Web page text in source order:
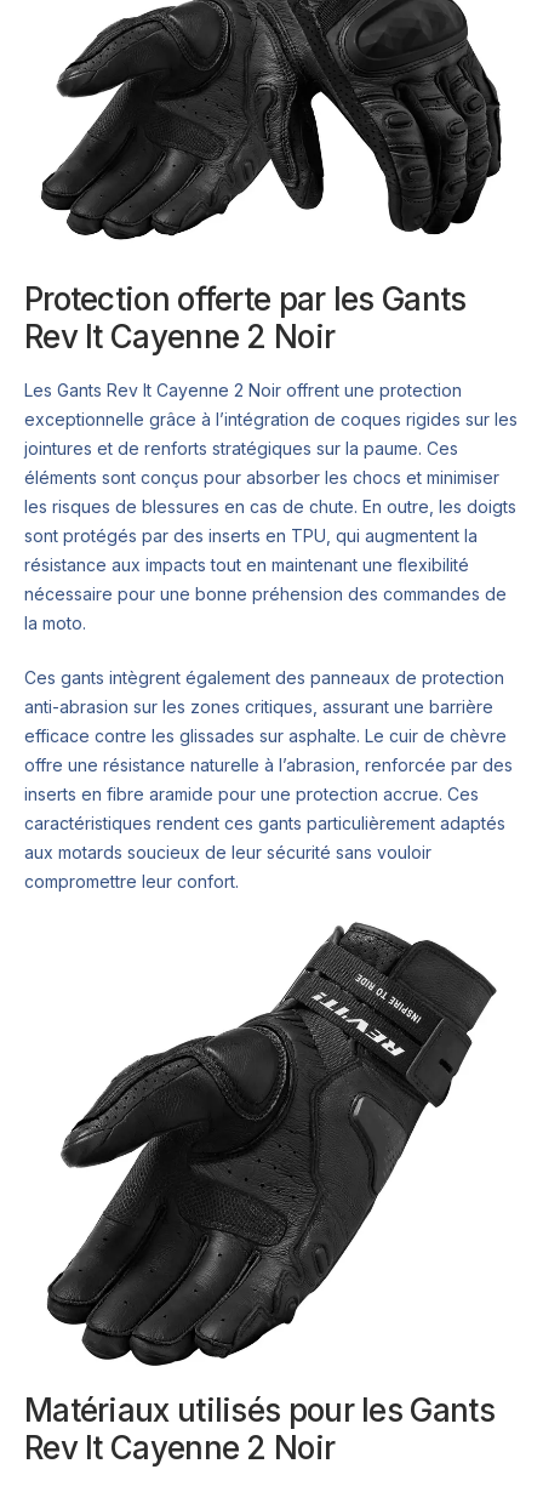
Protection offerte par les Gants
Rev It Cayenne 2 Noir
Les Gants Rev It Cayenne 2 Noir offrent une protection
exceptionnelle grâce à l’intégration de coques rigides sur les
jointures et de renforts stratégiques sur la paume. Ces
éléments sont conçus pour absorber les chocs et minimiser
les risques de blessures en cas de chute. En outre, les doigts
sont protégés par des inserts en TPU, qui augmentent la
résistance aux impacts tout en maintenant une flexibilité
nécessaire pour une bonne préhension des commandes de
la moto.
Ces gants intègrent également des panneaux de protection
anti-abrasion sur les zones critiques, assurant une barrière
efficace contre les glissades sur asphalte. Le cuir de chèvre
offre une résistance naturelle à l’abrasion, renforcée par des
inserts en fibre aramide pour une protection accrue. Ces
caractéristiques rendent ces gants particulièrement adaptés
aux motards soucieux de leur sécurité sans vouloir
compromettre leur confort.
Matériaux utilisés pour les Gants
Rev It Cayenne 2 Noir